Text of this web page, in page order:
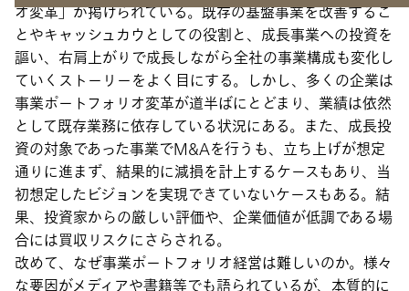
オ変革」が掲げられている。既存の基盤事業を改善するこ
とやキャッシュカウとしての役割と、成長事業への投資を
謳い、右肩上がりで成長しながら全社の事業構成も変化し
ていくストーリーをよく目にする。しかし、多くの企業は
事業ポートフォリオ変革が道半ばにとどまり、業績は依然
として既存業務に依存している状況にある。また、成長投
資の対象であった事業でM&Aを行うも、立ち上げが想定
通りに進まず、結果的に減損を計上するケースもあり、当
初想定したビジョンを実現できていないケースもある。結
果、投資家からの厳しい評価や、企業価値が低調である場
合には買収リスクにさらされる。
改めて、なぜ事業ポートフォリオ経営は難しいのか。様々
な要因がメディアや書籍等でも語られているが、本質的に